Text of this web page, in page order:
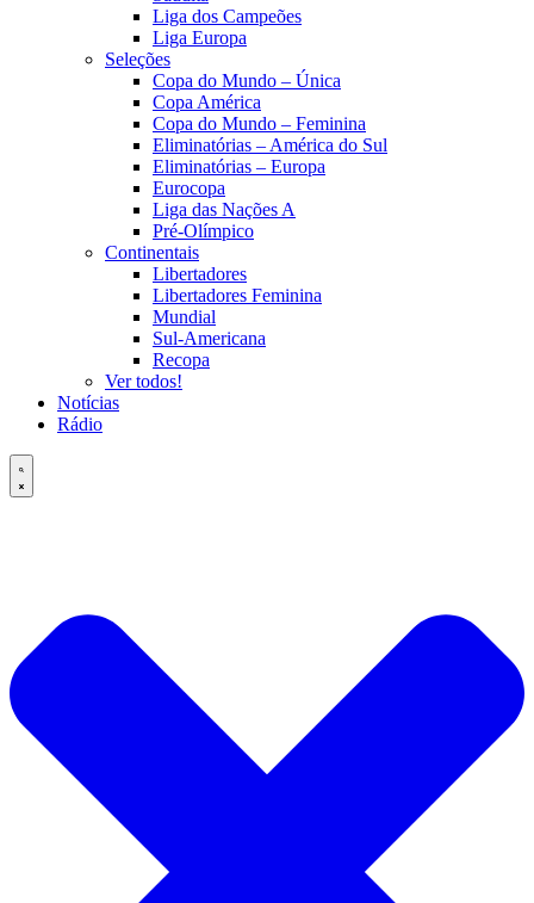
Liga dos Campeões
Liga Europa
Seleções
Copa do Mundo – Única
Copa América
Copa do Mundo – Feminina
Eliminatórias – América do Sul
Eliminatórias – Europa
Eurocopa
Liga das Nações A
Pré-Olímpico
Continentais
Libertadores
Libertadores Feminina
Mundial
Sul-Americana
Recopa
Ver todos!
Notícias
Rádio